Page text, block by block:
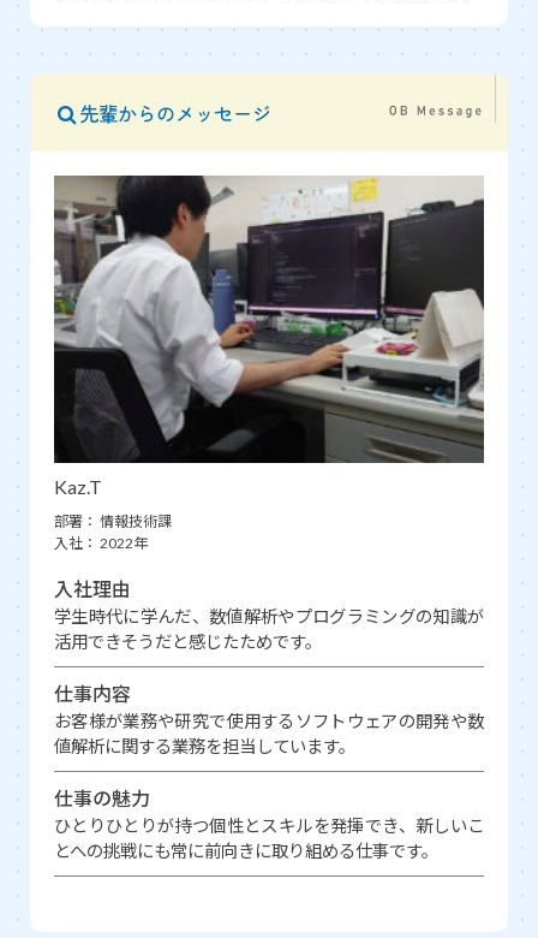
先輩からのメッセージ
Kaz.T
部署： 情報技術課
入社： 2022年
入社理由
学生時代に学んだ、数値解析やプログラミングの知識が
活用できそうだと感じたためです。
仕事内容
お客様が業務や研究で使用するソフトウェアの開発や数
値解析に関する業務を担当しています。
仕事の魅力
ひとりひとりが持つ個性とスキルを発揮でき、新しいこ
とへの挑戦にも常に前向きに取り組める仕事です。